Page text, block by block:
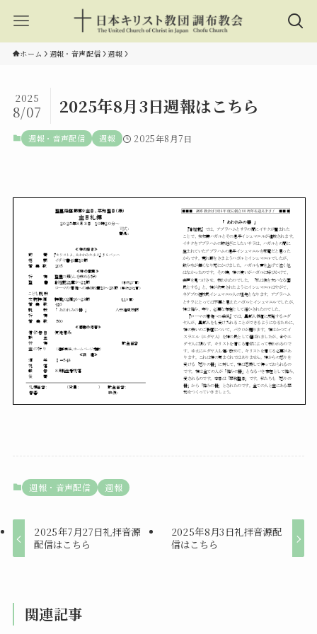
ホーム 週報・音声配信 週報
2025年8月3日週報はこちら
2025
8/07
週報・音声配信 週報 2025年8月7日
週報・音声配信 週報
2025年7月27日礼拝音源
配信はこちら
2025年8月3日礼拝音源配
信はこちら
関連記事